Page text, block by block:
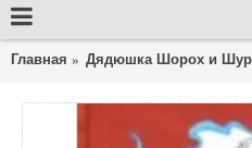
Главная Дядюшка Шорох и